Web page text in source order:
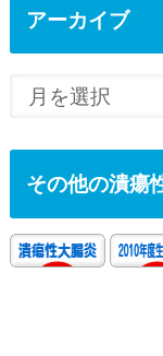
アーカイブ
その他の潰瘍